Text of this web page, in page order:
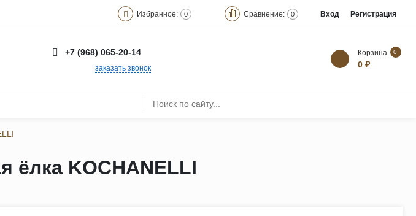
Избранное: 0 Сравнение: 0 Вход Регистрация
+7 (968) 065-20-14
заказать звонок
Корзина 0
0 ₽
ёлка KOCHANELLI